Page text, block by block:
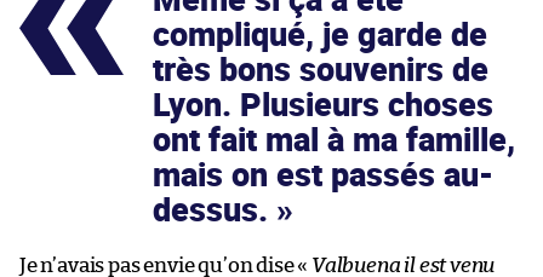
compliqué, je garde de
très bons souvenirs de
Lyon. Plusieurs choses
ont fait mal à ma famille,
mais on est passés au-
dessus.
Je n’avais pas envie qu’on dise « Valbuena il est venu